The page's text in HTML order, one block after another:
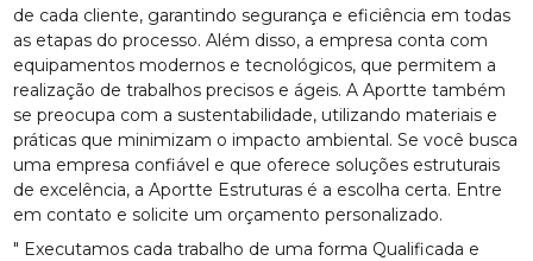
de cada cliente, garantindo segurança e eficiência em todas
as etapas do processo. Além disso, a empresa conta com
equipamentos modernos e tecnológicos, que permitem a
realização de trabalhos precisos e ágeis. A Aportte também
se preocupa com a sustentabilidade, utilizando materiais e
práticas que minimizam o impacto ambiental. Se você busca
uma empresa confiável e que oferece soluções estruturais
de excelência, a Aportte Estruturas é a escolha certa. Entre
em contato e solicite um orçamento personalizado.
" Executamos cada trabalho de uma forma Qualificada e